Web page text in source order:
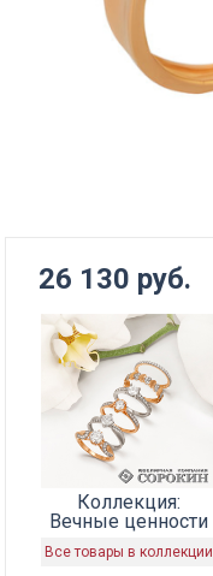
26 130 руб.
Коллекция:
Вечные ценности
Все товары в коллекции